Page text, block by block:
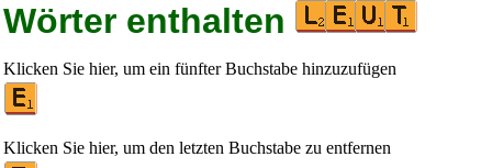
Wörter enthalten
Klicken Sie hier, um ein fünfter Buchstabe hinzuzufügen
Klicken Sie hier, um den letzten Buchstabe zu entfernen